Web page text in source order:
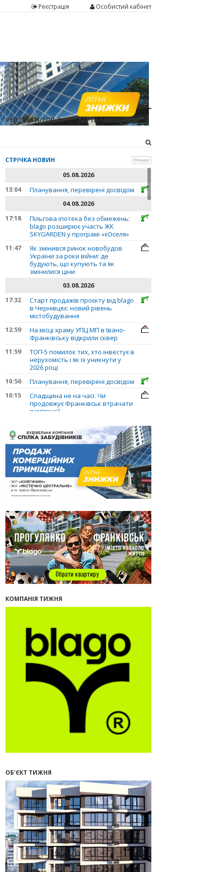
Реєстрація Особистий кабінет
РЕЙТИНГИ/ТОП-5 КАРТА НОВОБУДОВ
СТРІЧКА НОВИН більше
05.08.2026
13:04
Планування, перевірені досвідом
04.08.2026
17:18
Пільгова іпотека без обмежень:
blago розширює участь ЖК
SKYGARDEN у програмі «єОселя»
11:47
Як змінився ринок новобудов
України за роки війни: де
будують, що купують та як
змінилися ціни
03.08.2026
17:32
Старт продажів проєкту від blago
в Чернівцях: новий рівень
містобудування
12:59
На місці храму УПЦ МП в Івано-
Франківську відкрили сквер
11:59
ТОП-5 помилок тих, хто інвестує в
нерухомість і як їх уникнути у
2026 році
10:56
Планування, перевірені досвідом
10:15
Спадщина не на часі. Чи
продовжує Франківськ втрачати
пам’ятки?
13:35
У Франківську анонсували новий
житловий масив «Надрічний»
30.07.2026
15:01
Ринок житла зміщується на захід:
Франківськ — серед лідерів за
зростанням цін на новобудови
архітектор Ігор Панчишин про
спадщину, забудову та майбутнє
міста
29.07.2026
13:31
Спадщина не на часі. Чи
продовжує Франківськ втрачати
пам’ятки?
будівництво нового житлового
масиву «Надрічний»
конференцію для фахівців ринку
нерухомості та девелоперів
27.07.2026
Нерухомість як антикризовий
актив: стратегії для Івано-
Франківська
Поліція затримала банду, яка
привласнили квартири у Києві та
Франківську на понад 2,6 млн
комерційні приміщення зі
12:10
Як вибрати кольори для кухні у
2026 році
20.07.2026
13:19
У Поляниці та Франківську
прокуратура стягує понад 13 млн
грн пайових внесків
17.07.2026
18:18
П’ятий фасад замість
КОМПАНІЯ ТИЖНЯ
ОБ'ЄКТ ТИЖНЯ